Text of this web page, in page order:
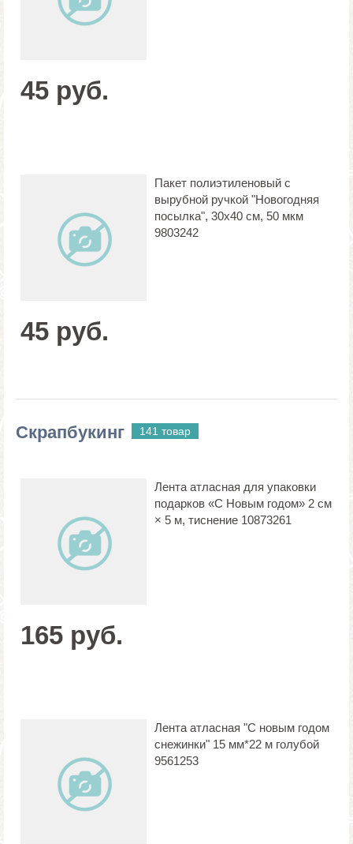
45 руб.
Пакет полиэтиленовый с
вырубной ручкой "Новогодняя
посылка", 30х40 см, 50 мкм
9803242
45 руб.
Скрапбукинг 141 товар
Лента атласная для упаковки
подарков «С Новым годом» 2 см
× 5 м, тиснение 10873261
165 руб.
Лента атласная "С новым годом
снежинки" 15 мм*22 м голубой
9561253